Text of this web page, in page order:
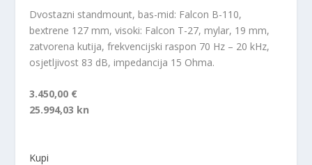
Dvostazni standmount, bas-mid: Falcon B-110,
bextrene 127 mm, visoki: Falcon T-27, mylar, 19 mm,
zatvorena kutija, frekvencijski raspon 70 Hz – 20 kHz,
osjetljivost 83 dB, impedancija 15 Ohma.
3.450,00 €
25.994,03 kn
Kupi